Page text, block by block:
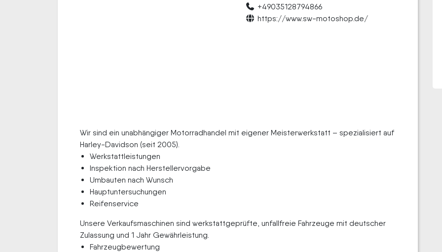
+49035128794866
https://www.sw-motoshop.de/
Wir sind ein unabhängiger Motorradhandel mit eigener Meisterwerkstatt – spezialisiert auf
Harley-Davidson (seit 2005).
Werkstattleistungen
Inspektion nach Herstellervorgabe
Umbauten nach Wunsch
Hauptuntersuchungen
Reifenservice
Unsere Verkaufsmaschinen sind werkstattgeprüfte, unfallfreie Fahrzeuge mit deutscher
Zulassung und 1 Jahr Gewährleistung.
Fahrzeugbewertung